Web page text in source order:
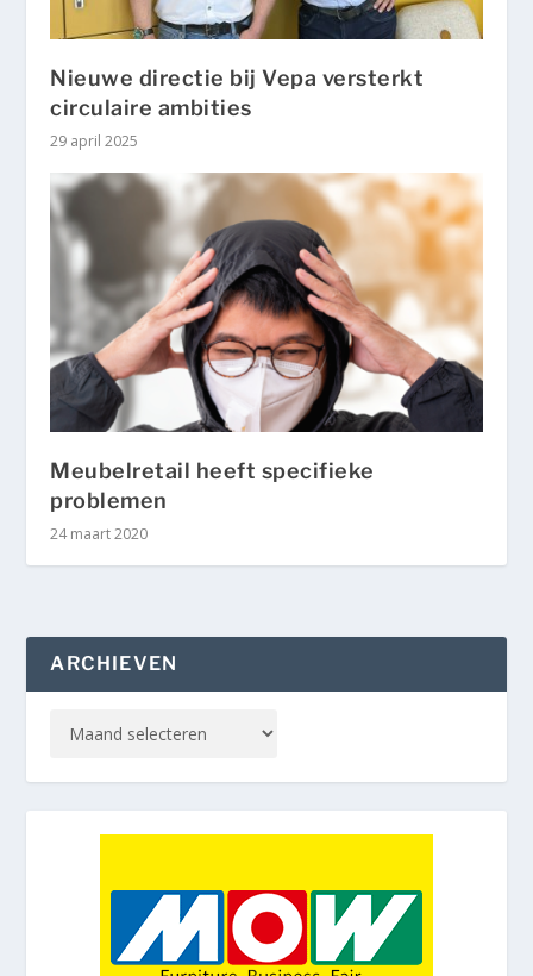
Nieuwe directie bij Vepa versterkt
circulaire ambities
29 april 2025
Meubelretail heeft specifieke
problemen
24 maart 2020
ARCHIEVEN